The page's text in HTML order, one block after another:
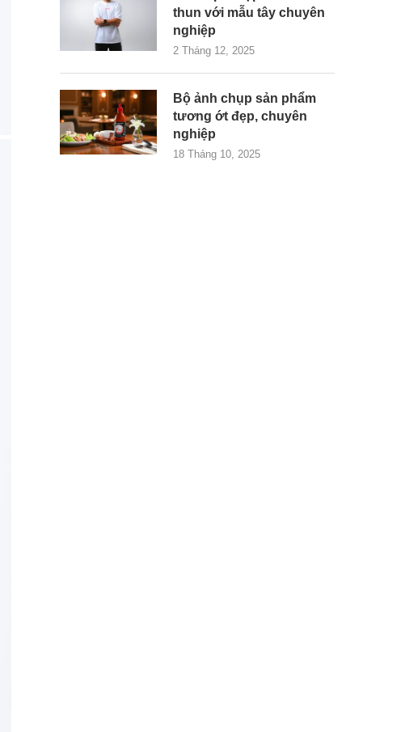
thun với mẫu tây chuyên
nghiệp
2 Tháng 12, 2025
Bộ ảnh chụp sản phẩm
tương ớt đẹp, chuyên
nghiệp
18 Tháng 10, 2025